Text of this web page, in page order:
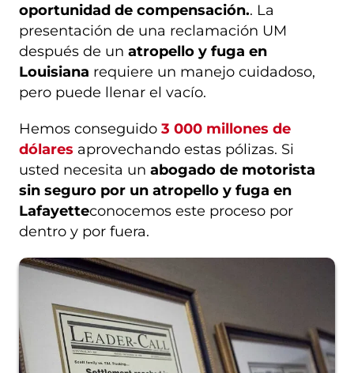
oportunidad de compensación.. La
presentación de una reclamación UM
después de un atropello y fuga en
Louisiana requiere un manejo cuidadoso,
pero puede llenar el vacío.
Hemos conseguido 3 000 millones de
dólares aprovechando estas pólizas. Si
usted necesita un abogado de motorista
sin seguro por un atropello y fuga en
Lafayetteconocemos este proceso por
dentro y por fuera.